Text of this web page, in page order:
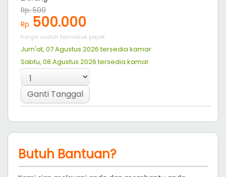
Kamar mandi pribadi dengan air panas dan televisi.
Nikmati pantai Barat Pangandaran hanya dengan
berjalan kaki sekitar 5 menit untuk berenang dan
menyaksikan sunset yang eksotis.
Rooms